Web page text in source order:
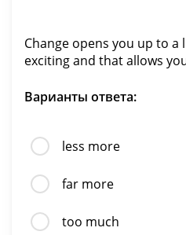
Change opens you up to a
exciting and that allows
Варианты ответа:
less more
far more
too much